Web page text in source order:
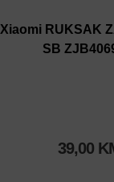
Xiaomi RUKSAK
SB
39,00